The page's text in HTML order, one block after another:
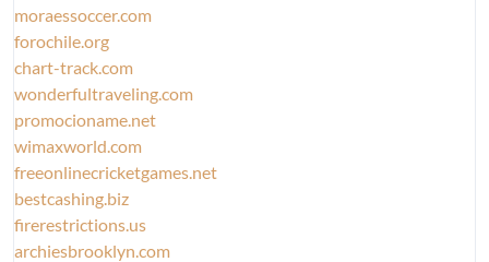
moraessoccer.com
forochile.org
chart-track.com
wonderfultraveling.com
promocioname.net
wimaxworld.com
freeonlinecricketgames.net
bestcashing.biz
firerestrictions.us
archiesbrooklyn.com